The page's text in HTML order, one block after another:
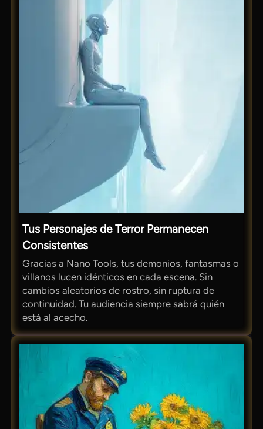
Tus Personajes de Terror Permanecen
Consistentes
Gracias a Nano Tools, tus demonios, fantasmas o
villanos lucen idénticos en cada escena. Sin
cambios aleatorios de rostro, sin ruptura de
continuidad. Tu audiencia siempre sabrá quién
está al acecho.